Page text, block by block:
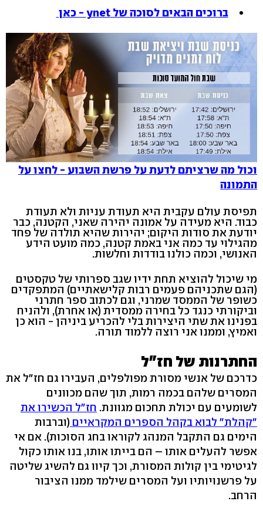
ברוכים הבאים לסוכה של ynet - כאן
וכול מה שרציתם לדעת על פרשת השבוע - לחצו על
התמונה
תפיסת עולם עקבית היא תעודת עניות ולא תעודת
כבוד. היא מעידה על אמונה יהירה שאני, הקטנה, כבר
יודעת את סודות היקום; יהירות שהיא תולדה של פחד
מהגילוי עד כמה אני באמת קטנה, כמה מועט הידע
האנושי, וכמה כולנו בודדות וחלשות.
מי שיכול להוציא תחת ידיו שגב ספרותי של טקסטים
(הגם שתכניהם פעמים רבות קלישאתיים) המתפקדים
כשופר של הממסד שמרני, וגם לכתוב ספר חתרני
וביקורתי כנגד כל בחירה ממסדית (או אחרת), ולהניח
בפנינו את שתי היצירות בלי להכריע ביניהן - הוא כן
ואמיץ, וממנו אני רוצה ללמוד תורה.
החתרנות של חז"ל
כדרכם של אנשי מסורת מפולפלים, העבירו גם חז"ל את
המסרים שלהם בכמה רמות, תוך שהם מכוונים
לשומעים עם יכולת תחכום מגוונת. חז"ל הכשירו את
"קהלת" לבוא בקהל הספרים המקראיים (וברבות
הימים גם התקבל המנהג לקוראו בחג הסוכות). אם אי
אפשר להעלים אותו – הם בייתו אותו, בנו אותו כקול
לגיטימי בין קולות המסורת, וכך קיוו גם להשיג שליטה
על פרשנויותיו ועל המסרים שילמד ממנו הציבור
הרחב.